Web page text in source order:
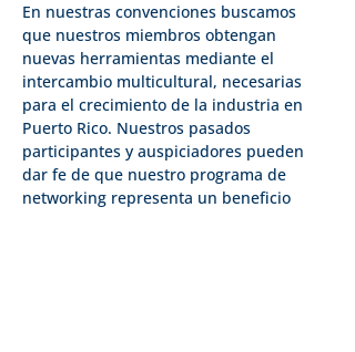
En nuestras convenciones buscamos
que nuestros miembros obtengan
nuevas herramientas mediante el
intercambio multicultural, necesarias
para el crecimiento de la industria en
Puerto Rico. Nuestros pasados
participantes y auspiciadores pueden
dar fe de que nuestro programa de
networking representa un beneficio